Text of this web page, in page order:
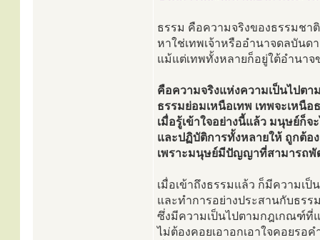
ธรรม คือความจริงของธรรมชา
หาใช่เทพเจ้าหรืออำนาจดลบันด
แม้แต่เทพทั้งหลายก็อยู่ใต้อำนาจ
คือความจริงแห่งความเป็นไปตา
ธรรมย่อมเหนือเทพ เทพจะเหนือ
เมื่อรู้เข้าใจอย่างนี้แล้ว มนุษย์ก็
และปฏิบัติการทั้งหลายให้ ถูกต้อ
เพราะมนุษย์มีปัญญาที่สามารถพั
เมื่อเข้าถึงธรรมแล้ว ก็มีความเป็
และทำการอย่างประสานกับธร
ซึ่งมีความเป็นไปตามกฎเกณฑ์ที่
ไม่ต้องคอยเอาอกเอาใจคอยรอ